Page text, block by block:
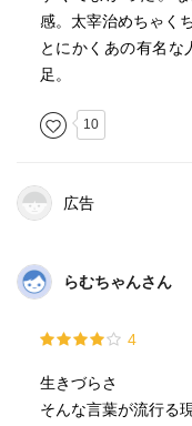
感。太宰治めちゃく
とにかくあの有名な
足。
10
広告
らむちゃんさん
4
生きづらさ
そんな言葉が流行る